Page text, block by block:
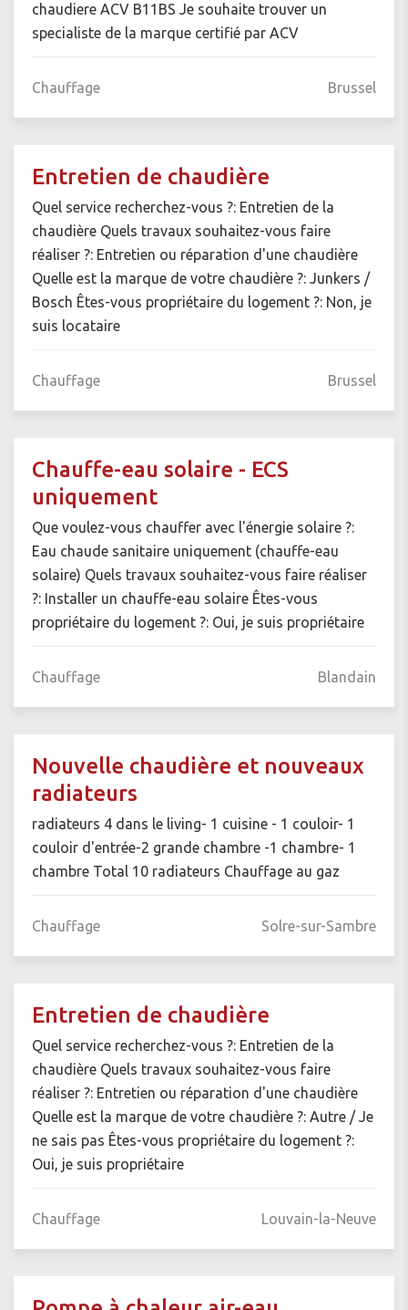
chaudiere ACV B11BS Je souhaite trouver un
specialiste de la marque certifié par ACV
Chauffage Brussel
Entretien de chaudière
Quel service recherchez-vous ?: Entretien de la
chaudière Quels travaux souhaitez-vous faire
réaliser ?: Entretien ou réparation d'une chaudière
Quelle est la marque de votre chaudière ?: Junkers /
Bosch Êtes-vous propriétaire du logement ?: Non, je
suis locataire
Chauffage Brussel
Chauffe-eau solaire - ECS
uniquement
Que voulez-vous chauffer avec l'énergie solaire ?:
Eau chaude sanitaire uniquement (chauffe-eau
solaire) Quels travaux souhaitez-vous faire réaliser
?: Installer un chauffe-eau solaire Êtes-vous
propriétaire du logement ?: Oui, je suis propriétaire
Chauffage Blandain
Nouvelle chaudière et nouveaux
radiateurs
radiateurs 4 dans le living- 1 cuisine - 1 couloir- 1
couloir d'entrée-2 grande chambre -1 chambre- 1
chambre Total 10 radiateurs Chauffage au gaz
Chauffage Solre-sur-Sambre
Entretien de chaudière
Quel service recherchez-vous ?: Entretien de la
chaudière Quels travaux souhaitez-vous faire
réaliser ?: Entretien ou réparation d'une chaudière
Quelle est la marque de votre chaudière ?: Autre / Je
ne sais pas Êtes-vous propriétaire du logement ?:
Oui, je suis propriétaire
Chauffage Louvain-la-Neuve